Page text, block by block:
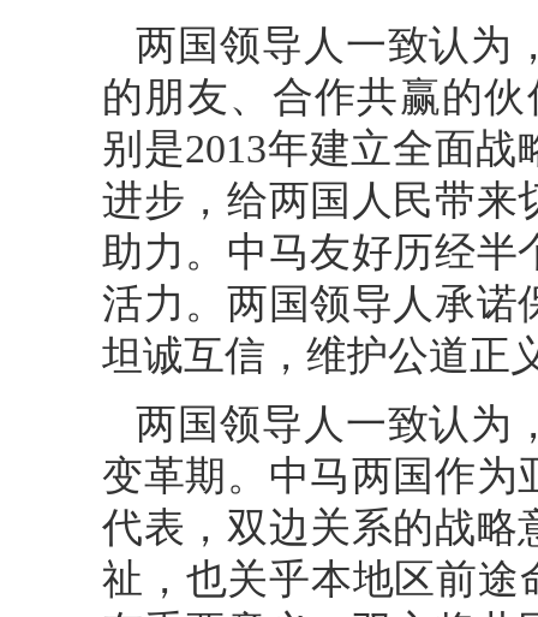
两国领导人一致认为
的朋友、合作共赢的
别是2013年建立全面
进步，给两国人民带来
助力。中马友好历经半
活力。两国领导人承诺
坦诚互信，维护公道正
两国领导人一致认为
变革期。中马两国作为
代表，双边关系的战略
祉，也关乎本地区前途